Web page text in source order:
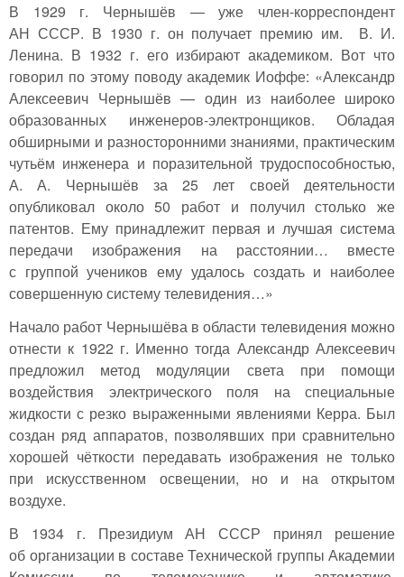
В 1929 г. Чернышёв — уже член-корреспондент
АН СССР. В 1930 г. он получает премию им. В. И.
Ленина. В 1932 г. его избирают академиком. Вот что
говорил по этому поводу академик Иоффе: «Александр
Алексеевич Чернышёв — один из наиболее широко
образованных инженеров-электронщиков. Обладая
обширными и разносторонними знаниями, практическим
чутьём инженера и поразительной трудоспособностью,
А. А. Чернышёв за 25 лет своей деятельности
опубликовал около 50 работ и получил столько же
патентов. Ему принадлежит первая и лучшая система
передачи изображения на расстоянии… вместе
с группой учеников ему удалось создать и наиболее
совершенную систему телевидения…»
Начало работ Чернышёва в области телевидения можно
отнести к 1922 г. Именно тогда Александр Алексеевич
предложил метод модуляции света при помощи
воздействия электрического поля на специальные
жидкости с резко выраженными явлениями Керра. Был
создан ряд аппаратов, позволявших при сравнительно
хорошей чёткости передавать изображения не только
при искусственном освещении, но и на открытом
воздухе.
В 1934 г. Президиум АН СССР принял решение
об организации в составе Технической группы Академии